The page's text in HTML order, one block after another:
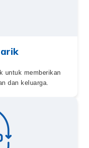
untuk memberikan
dan keluarga.